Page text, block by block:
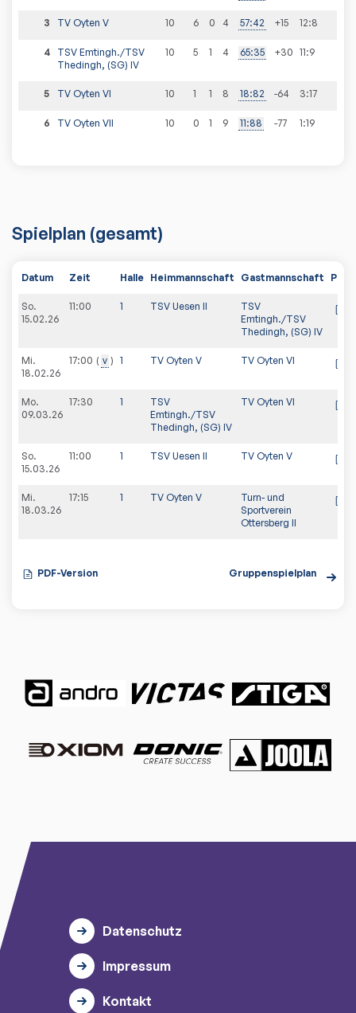
3 TV Oyten V 10 6 0 4 57:42 +15 12:8
4
TSV Emtingh./TSV
Thedingh, (SG) IV
10 5 1 4 65:35 +30 11:9
5 TV Oyten VI 10 1 1 8 18:82 -64 3:17
6 TV Oyten VII 10 0 1 9 11:88 -77 1:19
Spielplan (gesamt)
Datum Zeit Halle Heimmannschaft Gastmannschaft PDF
So.
15.02.26
11:00 1 TSV Uesen II
TSV
Emtingh./TSV
Thedingh, (SG) IV
Mi.
18.02.26
17:00 v 1 TV Oyten V TV Oyten VI
Mo.
09.03.26
17:30 1
TSV
Emtingh./TSV
Thedingh, (SG) IV
TV Oyten VI
So.
15.03.26
11:00 1 TSV Uesen II TV Oyten V
Mi.
18.03.26
17:15 1 TV Oyten V
Turn- und
Sportverein
Ottersberg II
PDF-Version Gruppenspielplan
Datenschutz
Impressum
Kontakt